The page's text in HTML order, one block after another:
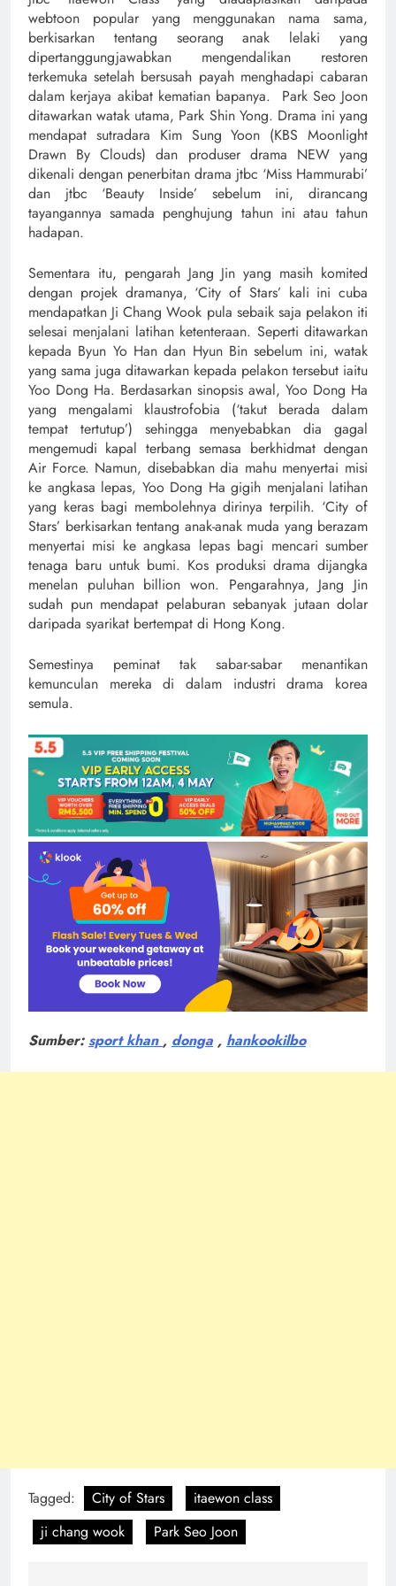
webtoon popular yang menggunakan nama sama,
berkisarkan tentang seorang anak lelaki yang
dipertanggungjawabkan mengendalikan restoren
terkemuka setelah bersusah payah menghadapi cabaran
dalam kerjaya akibat kematian bapanya. Park Seo Joon
ditawarkan watak utama, Park Shin Yong. Drama ini yang
mendapat sutradara Kim Sung Yoon (KBS Moonlight
Drawn By Clouds) dan produser drama NEW yang
dikenali dengan penerbitan drama jtbc ‘Miss Hammurabi’
dan jtbc ‘Beauty Inside’ sebelum ini, dirancang
tayangannya samada penghujung tahun ini atau tahun
hadapan.
Sementara itu, pengarah Jang Jin yang masih komited
dengan projek dramanya, ‘City of Stars’ kali ini cuba
mendapatkan Ji Chang Wook pula sebaik saja pelakon iti
selesai menjalani latihan ketenteraan. Seperti ditawarkan
kepada Byun Yo Han dan Hyun Bin sebelum ini, watak
yang sama juga ditawarkan kepada pelakon tersebut iaitu
Yoo Dong Ha. Berdasarkan sinopsis awal, Yoo Dong Ha
yang mengalami klaustrofobia (‘takut berada dalam
tempat tertutup’) sehingga menyebabkan dia gagal
mengemudi kapal terbang semasa berkhidmat dengan
Air Force. Namun, disebabkan dia mahu menyertai misi
ke angkasa lepas, Yoo Dong Ha gigih menjalani latihan
yang keras bagi membolehnya dirinya terpilih. ‘City of
Stars’ berkisarkan tentang anak-anak muda yang berazam
menyertai misi ke angkasa lepas bagi mencari sumber
tenaga baru untuk bumi. Kos produksi drama dijangka
menelan puluhan billion won. Pengarahnya, Jang Jin
sudah pun mendapat pelaburan sebanyak jutaan dolar
daripada syarikat bertempat di Hong Kong.
Semestinya peminat tak sabar-sabar menantikan
kemunculan mereka di dalam industri drama korea
semula.
Sumber: sport khan , donga , hankookilbo
Tagged: City of Stars
itaewon class
ji chang wook
Park Seo Joon